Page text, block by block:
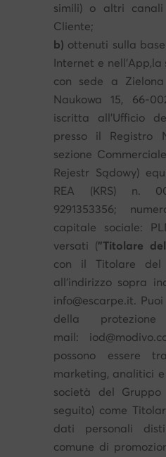
simili) o altri
Cliente;
b) ottenuti sulla
Internet e
con sede a
Naukowa 15, 66-
iscritta all’Ufficio
presso il Registro
sezione
Rejestr Sądowy)
REA (KRS) n.
9291353356;
capitale sociale:
versati ("Titolare
con il Titolare del
all'indirizzo sopra
info@escarpe.it.
della
mail:
possono essere
marketing, analitici
società del
seguito) come
dati personali
comune di